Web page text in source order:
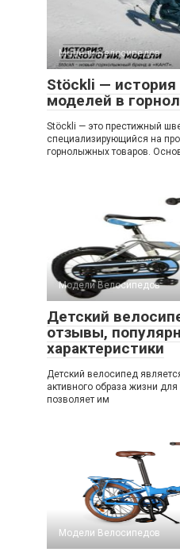
Модели Велосипедов
Stöckli — история
моделей в
Stöckli — это престижный
специализирующийся на
горнолыжных товаров.
Модели Велосипедов
Детский
отзывы,
характеристики
Детский велосипед
активного образа жизни
позволяет им
Модели Велосипедов